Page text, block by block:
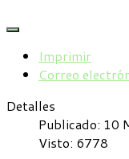
Imprimir
Correo
Detalles
Publicado: 10
Visto: 6778